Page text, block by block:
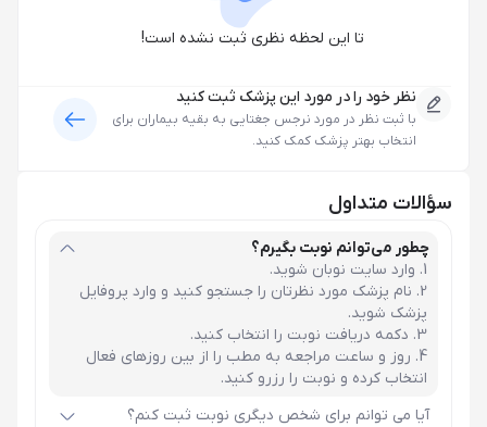
تا این لحظه نظری ثبت نشده است!
نظر خود را در مورد این پزشک ثبت کنید
با ثبت نظر در مورد نرجس جغتایی به بقیه بیماران برای
انتخاب بهتر پزشک کمک کنید.
سؤالات متداول
چطور می‌توانم نوبت بگیرم؟
وارد سایت نوبان شوید.
نام پزشک مورد نظرتان را جستجو کنید و وارد پروفایل
پزشک شوید.
دکمه دریافت نوبت را انتخاب کنید.
روز و ساعت مراجعه به مطب را از بین روزهای فعال
انتخاب کرده و نوبت را رزرو کنید.
آیا می توانم برای شخص دیگری نوبت ثبت کنم؟